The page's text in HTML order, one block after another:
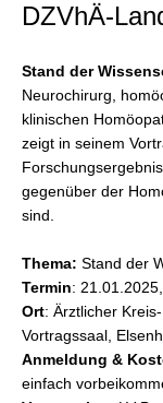
DZVhÄ-
Stand der
Neurochirurg,
klinischen
zeigt in seinem
gegenüber der
sind.
Thema: Stand der
Termin:
Ort: Ärztlicher
Vortragssaal,
Anmeldung &
einfach